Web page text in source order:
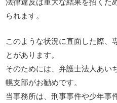
られます。
このような状況に直面した際、
とがあります。
そのためには、弁護士法人あい
幌支部がお勧めです。
当事務所は、刑事事件や少年事